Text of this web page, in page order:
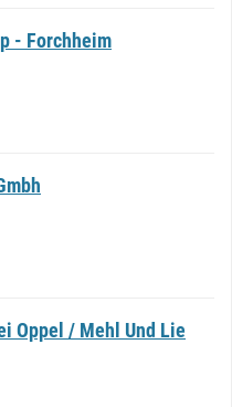
- Forchheim
Oppel / Mehl Und Lie